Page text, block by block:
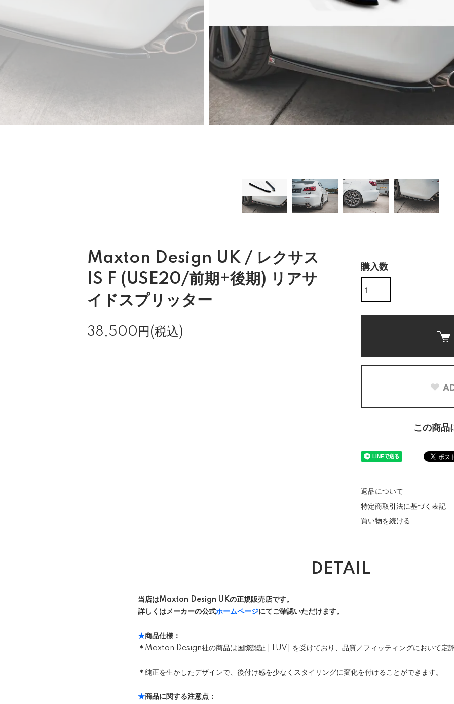
Maxton Design UK / レクサス
IS F (USE20/前期+後期) リアサ
イドスプリッター
38,500円(税込)
購入数
この商品
返品について
特定商取引法に基づく表記
買い物を続ける
DETAIL
当店はMaxton Design UKの正規販売店です。
詳しくはメーカーの公式ホームページにてご確認いただけます。
★商品仕様：
＊ Maxton Design社の商品は国際認証 [TUV] を受けており、品質／フィッティングにおいて定評
＊純正を生かしたデザインで、後付け感を少なくスタイリングに変化を付けることができます。
★商品に関する注意点：